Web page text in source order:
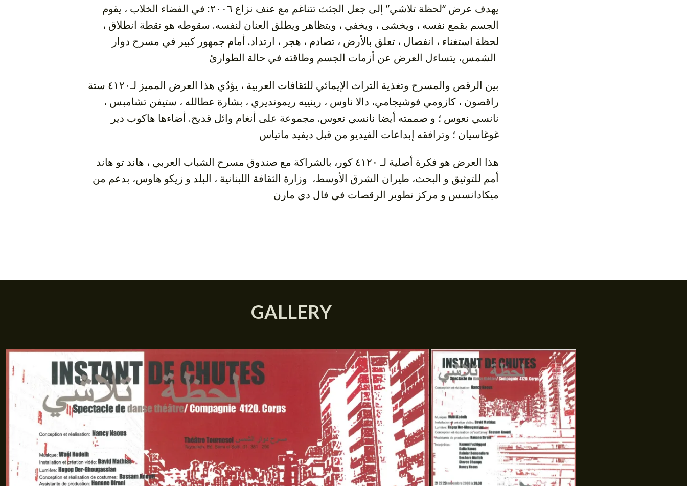
يهدف عرض “لحظة تلاشي” إلى جعل الجثث تتناغم مع عنف نزاع ٢٠٠٦: في الفضاء الخلاب ، يقوم
الجسم بقمع نفسه ، ويخشى ، ويخفي ، ويتظاهر ويطلق العنان لنفسه. سقوطه هو نقطة انطلاق ،
لحظة استغناء ، انفصال ، تعلق بالأرض ، تصادم ، هجر ، ارتداد. أمام جمهور كبير في مسرح دوار
الشمس، يتساءل العرض عن أزمات الجسم وطاقته في حالة الطوارئ
بين الرقص والمسرح وتغذية التراث الإيمائي للثقافات العربية ، يؤدّي هذا العرض المميز لـ٤١٢٠ ستة
راقصون ، كازومي فوشيجامي، دالا ناوس ، رينييه ريمونديري ، بشارة عطالله ، ستيفن تشامبس ،
نانسي نعوس ؛ و صممته أيضا نانسي نعوس. مجموعة على أنغام وائل قديح. أضاءها هاكوب دير
غوغاسيان ؛ وترافقه إبداعات الفيديو من قبل ديفيد ماتياس
هذا العرض هو فكرة أصلية لـ ٤١٢٠ كور، بالشراكة مع صندوق مسرح الشباب العربي ، هاند تو هاند
أمم للتوثيق و البحث، طيران الشرق الأوسط، وزارة الثقافة اللبنانية ، البلد و زيكو هاوس، بدعم من
ميكادانسس و مركز تطوير الرقصات في فال دي مارن
GALLERY